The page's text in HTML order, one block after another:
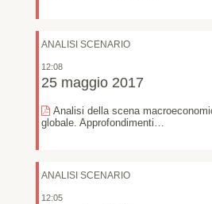
ANALISI SCENARIO
12:08
25 maggio 2017
Analisi della scena
globale. Approfondimenti…
ANALISI SCENARIO
12:05